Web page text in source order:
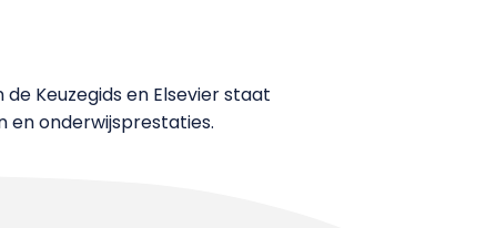
Keuzegids en Elsevier staat
en onderwijsprestaties.